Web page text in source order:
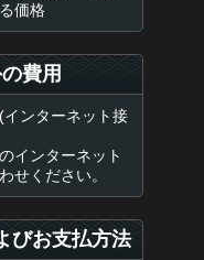
価格
費用
ンターネット接
インターネット
せください。
びお支払方法